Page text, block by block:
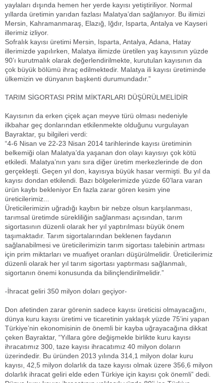
yaylaları dışında hemen her yerde kayısı yetiştiriliyor. Normal
yıllarda üretimin yarıdan fazlası Malatya’dan sağlanıyor. Bu ilimizi
Mersin, Kahramanmaraş, Elazığ, Iğdır, Isparta, Antalya ve Kayseri
illerimiz izliyor.
Sofralık kayısı üretimi Mersin, Isparta, Antalya, Adana, Hatay
illerimizde yapılırken, Malatya ilimizde üretilen yaş kayısının yüzde
90’ı kurutmalık olarak değerlendirilmekte, kurutulan kayısının da
çok büyük bölümü ihraç edilmektedir. Malatya ili kayısı üretiminde
ülkemizin ve dünyanın başkenti durumundadır.”
TARIM SİGORTASI PRİM MİKTARLARI DÜŞÜRÜLMELİDİR
Kayısının da erken çiçek açan meyve türü olması nedeniyle
ilkbahar geç donlarından etkilenmekte olduğunu vurgulayan
Bayraktar, şu bilgileri verdi:
“4-6 Nisan ve 22-23 Nisan 2014 tarihlerinde kayısı üretiminin
belkemiği olan Malatya’da yaşanan don olayı kayısıyı çok kötü
etkiledi. Malatya’nın yanı sıra diğer üretim merkezlerinde de don
gerçekleşti. Geçen yıl don, kayısıya büyük hasar vermişti. Bu yıl da
kayısı dondan etkilendi. Bazı bölgelerimizde yüzde 60’lara varan
ürün kaybı bekleniyor En fazla zarar gören kesim yine
üreticilerimiz...
Üreticilerimizin uğradığı kaybın bir nebze olsun karşılanması,
tarımsal üretimde sürekliliğin sağlanması açısından, tarım
sigortasının düzenli olarak her yıl yaptırılması büyük önem
taşımaktadır. Tarım sigortalarından beklenen faydanın
sağlanabilmesi ve üreticilerimizin tarım sigortası talebinin artması
için prim miktarları ve muafiyet oranları düşürülmelidir. Üreticilerimiz
düzenli olarak her yıl tarım sigortası yaptırması sağlanmalı,
sigortanın önemi konusunda da bilinçlendirilmelidir.”
-İhracat geliri 350 milyon doları geçiyor-
Don afetinden zarar görenin sadece kayısı üreticisi olmayacağını,
dünya kuru kayısı üretimi ve ticaretinin yaklaşık yüzde 75’ini yapan
Türkiye’nin ekonomisinin de önemli bir kayba uğrayacağına dikkat
çeken Bayraktar, “Yıllara göre değişmekle birlikte kuru kayısı
ihracatımız 300, taze kayısı ihracatımız 40 milyon doların
üzerindedir. Bu üründen 2013 yılında 314,1 milyon dolar kuru
kayısı, 42,5 milyon dolarlık da taze kayısı olmak üzere 356,6 milyon
dolarlık ihracat geliri elde eden Türkiye için kayısı çok önemli” dedi.